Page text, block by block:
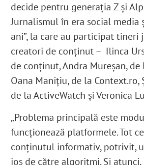
decide pentru generația Z și
Jurnalismul în era social media
ani”, la care au participat tineri
creatori de conținut – Ilinca
de conținut, Andra Mureșan, de
Oana Manițiu, de la Context.ro,
de la ActiveWatch și Veronica
„Problema principală este
funcționează platformele. Tot
conținutul informativ, potrivit,
jos de către algoritmi. Și